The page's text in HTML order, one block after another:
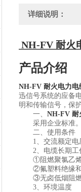
详细说明：
NH-FV 耐火
产品介绍
NH-FV 耐火电力电
迅信号系统的应备
明和传输信号，保
一、 NH-FV 耐
采用企业标准
二、使用条件
1、交流额定电
2、电缆长期工
①阻燃聚氯乙烯
②氟塑料绝缘和
③无卤低烟阻燃
3、环境温度